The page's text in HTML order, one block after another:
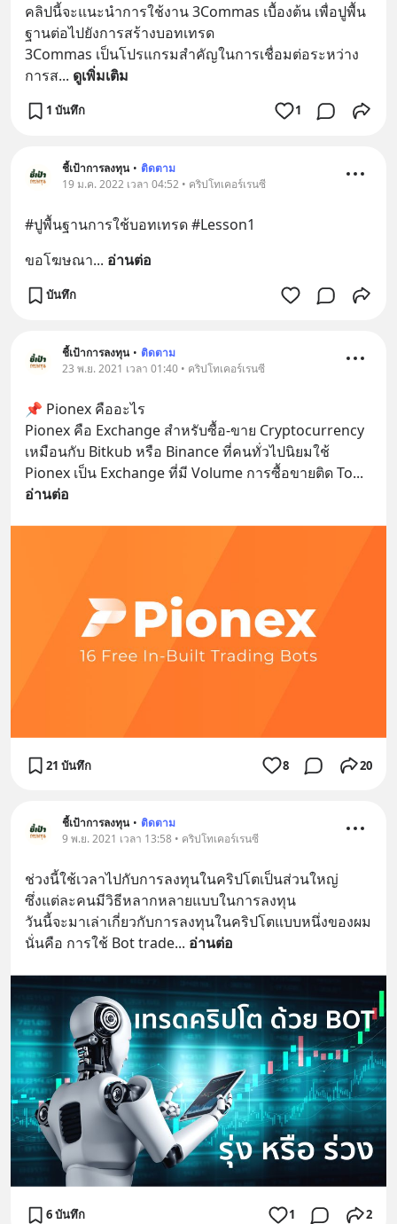
คลิปนี้จะแนะนำการใช้งาน 3Commas เบื้องต้น เพื่อปูพื้น
ฐานต่อไปยังการสร้างบอทเทรด
3Commas เป็นโปรแกรมสำคัญในการเชื่อมต่อระหว่าง
การส... ดูเพิ่มเติม
1 บันทึก 1
ชี้เป้าการลงทุน • ติดตาม
19 ม.ค. 2022 เวลา 04:52 • คริปโทเคอร์เรนซี
#ปูพื้นฐานการใช้บอทเทรด #Lesson1
ขอโฆษณา... อ่านต่อ
บันทึก
ชี้เป้าการลงทุน • ติดตาม
23 พ.ย. 2021 เวลา 01:40 • คริปโทเคอร์เรนซี
📌 Pionex คืออะไร
Pionex คือ Exchange สำหรับซื้อ-ขาย Cryptocurrency
เหมือนกับ Bitkub หรือ Binance ที่คนทั่วไปนิยมใช้
Pionex เป็น Exchange ที่มี Volume การซื้อขายติด To
อ่านต่อ
21 บันทึก 8 20
ชี้เป้าการลงทุน • ติดตาม
9 พ.ย. 2021 เวลา 13:58 • คริปโทเคอร์เรนซี
ช่วงนี้ใช้เวลาไปกับการลงทุนในคริปโตเป็นส่วนใหญ่
ซึ่งแต่ละคนมีวิธีหลากหลายแบบในการลงทุน
วันนี้จะมาเล่าเกี่ยวกับการลงทุนในคริปโตแบบหนึ่งของผม
นั่นคือ การใช้ Bot trade... อ่านต่อ
6 บันทึก 1 2